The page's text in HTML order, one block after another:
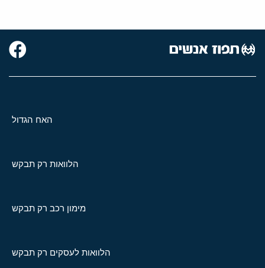
האח הגדול
הלוואות רק תבקש
מימון רכב רק תבקש
הלוואות לעסקים רק תבקש